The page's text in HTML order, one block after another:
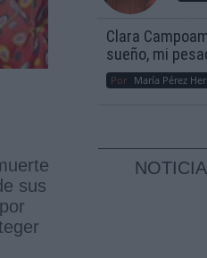
sus
Clara
sueño, mi
Por María Pérez